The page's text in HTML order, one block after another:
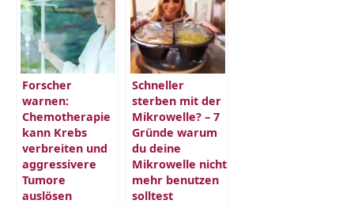
Forscher
warnen:
Chemotherapie
kann Krebs
verbreiten und
aggressivere
Tumore
auslösen
Schneller
sterben mit der
Mikrowelle? – 7
Gründe warum
du deine
Mikrowelle nicht
mehr benutzen
solltest